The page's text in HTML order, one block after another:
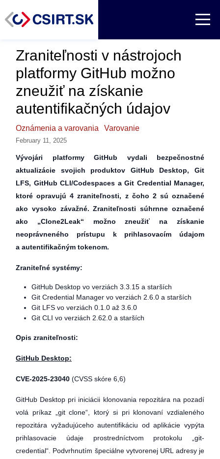
Zraniteľnosti v nástrojoch
platformy GitHub možno
zneužiť na získanie
autentifikačných údajov
Oznámenia a varovania Varovanie
February 11, 2025
Vývojári platformy GitHub vydali bezpečnostné
aktualizácie svojich produktov GitHub Desktop, Git
LFS, GitHub CLI/Codespaces a Git Credential Manager,
ktoré opravujú 4 zraniteľnosti, z čoho 2 sú označené
ako vysoko závažné. Zraniteľnosti súhrnne označené
ako „Clone2Leak“ možno zneužiť na získanie
neoprávneného prístupu k prihlasovacím údajom
a autentifikačným tokenom.
Zraniteľné systémy:
GitHub Desktop vo verziách 3.3.15 a starších
Git Credential Manager vo verziách 2.6.0 a starších
Git LFS vo verziách 0.1.0 až 3.6.0
Git CLI vo verziách 2.62.0 a starších
Opis zraniteľnosti:
GitHub Desktop:
CVE-2025-23040 (CVSS skóre 6,6)
GitHub Desktop pri iniciácii klonovania repozitára na pozadí
volá príkaz „git clone“, ktorý si pri klonovaní vzdialeného
repozitára vyžadujúceho autentifikáciu od aplikácie vypýta
prihlasovacie údaje prostredníctvom protokolu „git-
credential“. Podvrhnutím špeciálne vytvorenej URL adresy je